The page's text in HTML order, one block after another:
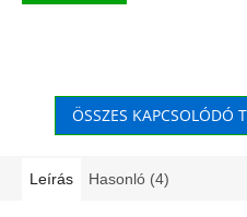
ÖSSZES KAPCSOLÓDÓ
Leírás Hasonló (4)